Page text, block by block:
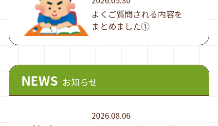
よくご質問される内容を
まとめました①
NEWS お知らせ
2026.08.06